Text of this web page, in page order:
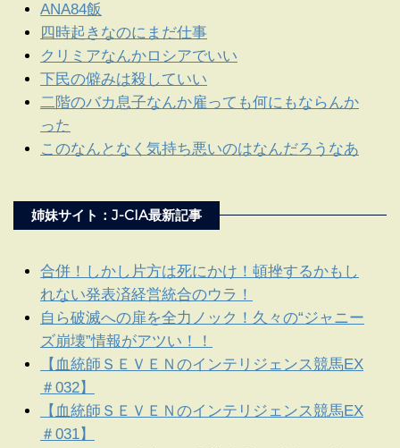
ANA84飯
四時起きなのにまだ仕事
クリミアなんかロシアでいい
下民の僻みは殺していい
二階のバカ息子なんか雇っても何にもならんか
った
このなんとなく気持ち悪いのはなんだろうなあ
姉妹サイト：J-CIA最新記事
合併！しかし片方は死にかけ！頓挫するかもし
れない発表済経営統合のウラ！
自ら破滅への扉を全力ノック！久々の“ジャニー
ズ崩壊”情報がアツい！！
【血統師ＳＥＶＥＮのインテリジェンス競馬EX
＃032】
【血統師ＳＥＶＥＮのインテリジェンス競馬EX
＃031】